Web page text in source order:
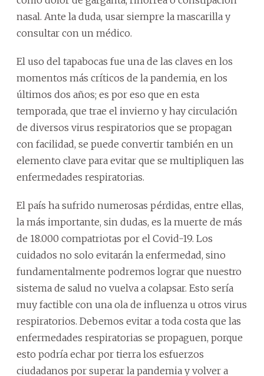
nasal. Ante la duda, usar siempre la mascarilla y
consultar con un médico.
El uso del tapabocas fue una de las claves en los
momentos más críticos de la pandemia, en los
últimos dos años; es por eso que en esta
temporada, que trae el invierno y hay circulación
de diversos virus respiratorios que se propagan
con facilidad, se puede convertir también en un
elemento clave para evitar que se multipliquen las
enfermedades respiratorias.
El país ha sufrido numerosas pérdidas, entre ellas,
la más importante, sin dudas, es la muerte de más
de 18.000 compatriotas por el Covid-19. Los
cuidados no solo evitarán la enfermedad, sino
fundamentalmente podremos lograr que nuestro
sistema de salud no vuelva a colapsar. Esto sería
muy factible con una ola de influenza u otros virus
respiratorios. Debemos evitar a toda costa que las
enfermedades respiratorias se propaguen, porque
esto podría echar por tierra los esfuerzos
ciudadanos por superar la pandemia y volver a